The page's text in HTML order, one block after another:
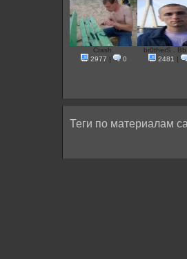
Crash.
2977
0
br0therS .
2481
Теги по материалам